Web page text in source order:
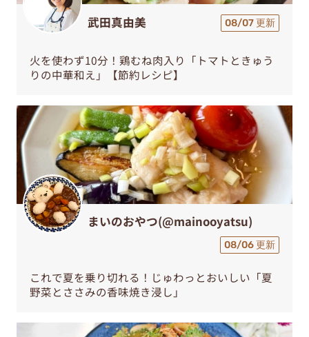
武田真由美 08/07 更新
火を使わず10分！鶏むね肉入り「トマトときゅう
りの中華和え」【節約レシピ】
まいのおやつ(@mainooyatsu)
08/06 更新
これで夏を乗り切れる！じゅわっとおいしい「夏
野菜とささみの香味焼き浸し」